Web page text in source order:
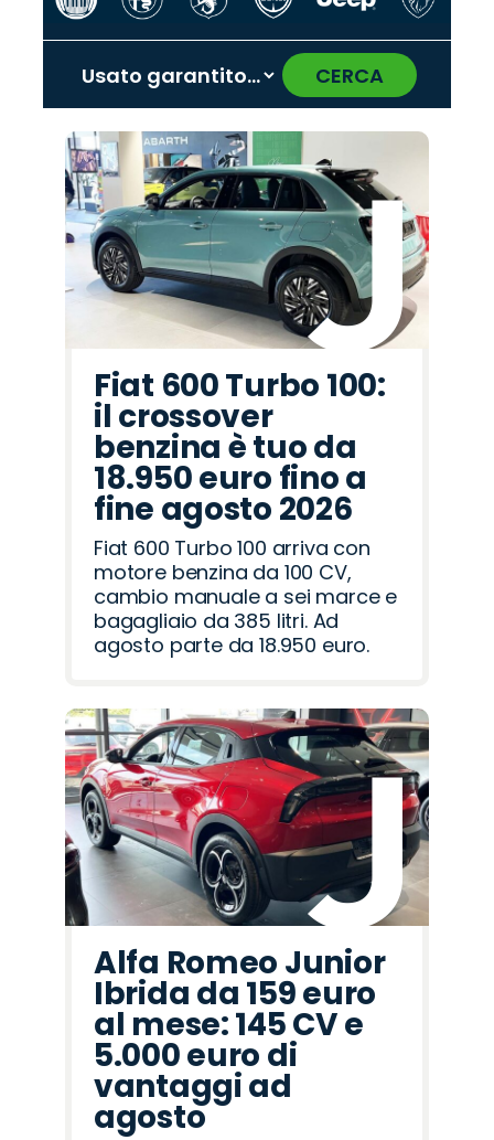
CERCA
Promo
Citroën
Promo
Hyundai
Promo
Peugeot
Promo
Alfa
Romeo
Promo
Abarth
Promo
Opel
Promo
Omoda
Promo
Seat
Promo
Jeep
Promo
Jaecoo
Promo
Lancia
Promo
Land
Rover
Promo
Cupra
Promo
Fiat
Promo
Mazda
‹ ›
Fiat 600 Turbo 100:
il crossover
benzina è tuo da
18.950 euro fino a
fine agosto 2026
Fiat 600 Turbo 100 arriva con
motore benzina da 100 CV,
cambio manuale a sei marce e
bagagliaio da 385 litri. Ad
agosto parte da 18.950 euro.
Alfa Romeo Junior
Ibrida da 159 euro
al mese: 145 CV e
5.000 euro di
vantaggi ad
agosto